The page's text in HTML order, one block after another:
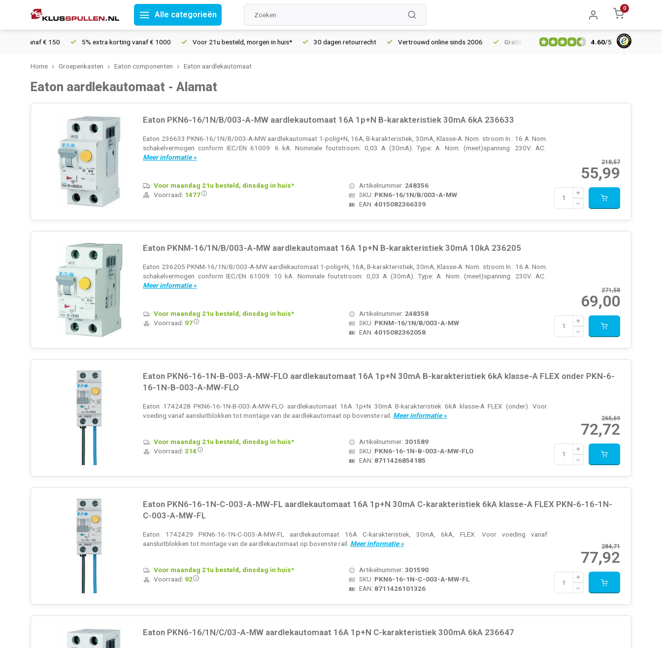
Alle categorieën
0
5% extra korting vanaf € 1000 Voor 21u besteld, morgen in huis* 30 dagen retourrecht Vertrouwd online sinds 2006 Gratis verzending vanaf € 150 5% extra korting vanaf €
4.60/5
Home Groepenkasten Eaton componenten Eaton aardlekautomaat
Eaton aardlekautomaat - Alamat
Eaton PKN6-16/1N/B/003-A-MW aardlekautomaat 16A 1p+N B-karakteristiek 30mA 6kA 236633
Eaton 236633 PKN6-16/1N/B/003-A-MW aardlekautomaat 1-polig+N, 16A, B-karakteristiek, 30mA, Klasse-A. Nom. stroom In.: 16 A. Nom.
schakelvermogen conform IEC/EN 61009: 6 kA. Nominale foutstroom: 0,03 A (30mA). Type: A. Nom. (meet)spanning: 230V. AC.
Meer informatie »
218,57
55,99
Artikelnummer: 248356
SKU: PKN6-16/1N/B/003-A-MW
EAN:4015082366339
Voor maandag 21u besteld, dinsdag in huis*
Voorraad: 1477
Eaton PKNM-16/1N/B/003-A-MW aardlekautomaat 16A 1p+N B-karakteristiek 30mA 10kA 236205
Eaton 236205 PKNM-16/1N/B/003-A-MW aardlekautomaat 1-polig+N, 16A, B-karakteristiek, 30mA, Klasse-A. Nom. stroom In.: 16 A. Nom.
schakelvermogen conform IEC/EN 61009: 10 kA. Nominale foutstroom: 0,03 A (30mA). Type: A. Nom. (meet)spanning: 230V. AC.
Meer informatie »
271,58
69,00
Artikelnummer: 248358
SKU: PKNM-16/1N/B/003-A-MW
EAN:4015082362058
Voor maandag 21u besteld, dinsdag in huis*
Voorraad: 97
Eaton PKN6-16-1N-B-003-A-MW-FLO aardlekautomaat 16A 1p+N 30mA B-karakteristiek 6kA klasse-A FLEX onder PKN-6-
16-1N-B-003-A-MW-FLO
Eaton 1742428 PKN6-16-1N-B-003-A-MW-FLO aardlekautomaat 16A 1p+N 30mA B-karakteristiek 6kA klasse-A FLEX (onder). Voor
voeding vanaf aansluitblokken tot montage van de aardlekautomaat op bovenste rail. Meer informatie » 265,69
72,72
Artikelnummer:301589
SKU: PKN6-16-1N-B-003-A-MW-FLO
EAN: 8711426854185
Voor maandag 21u besteld, dinsdag in huis*
Voorraad: 314
Eaton PKN6-16-1N-C-003-A-MW-FL aardlekautomaat 16A 1p+N 30mA C-karakteristiek 6kA klasse-A FLEX PKN-6-16-1N-
C-003-A-MW-FL
Eaton 1742429 PKN6-16-1N-C-003-A-MW-FL aardlekautomaat 16A C-karakteristiek, 30mA, 6kA, FLEX. Voor voeding vanaf
aansluitblokken tot montage van de aardlekautomaat op bovenste rail. Meer informatie » 284,71
77,92
Artikelnummer:301590
SKU: PKN6-16-1N-C-003-A-MW-FL
EAN: 8711426101326
Voor maandag 21u besteld, dinsdag in huis*
Voorraad: 92
Eaton PKN6-16/1N/C/03-A-MW aardlekautomaat 16A 1p+N C-karakteristiek 300mA 6kA 236647